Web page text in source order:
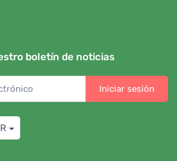
boletín de noticias
Iniciar sesión